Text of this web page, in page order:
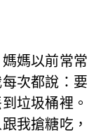
媽以前常常
次都說：要
垃圾桶裡。
我搶糖吃，